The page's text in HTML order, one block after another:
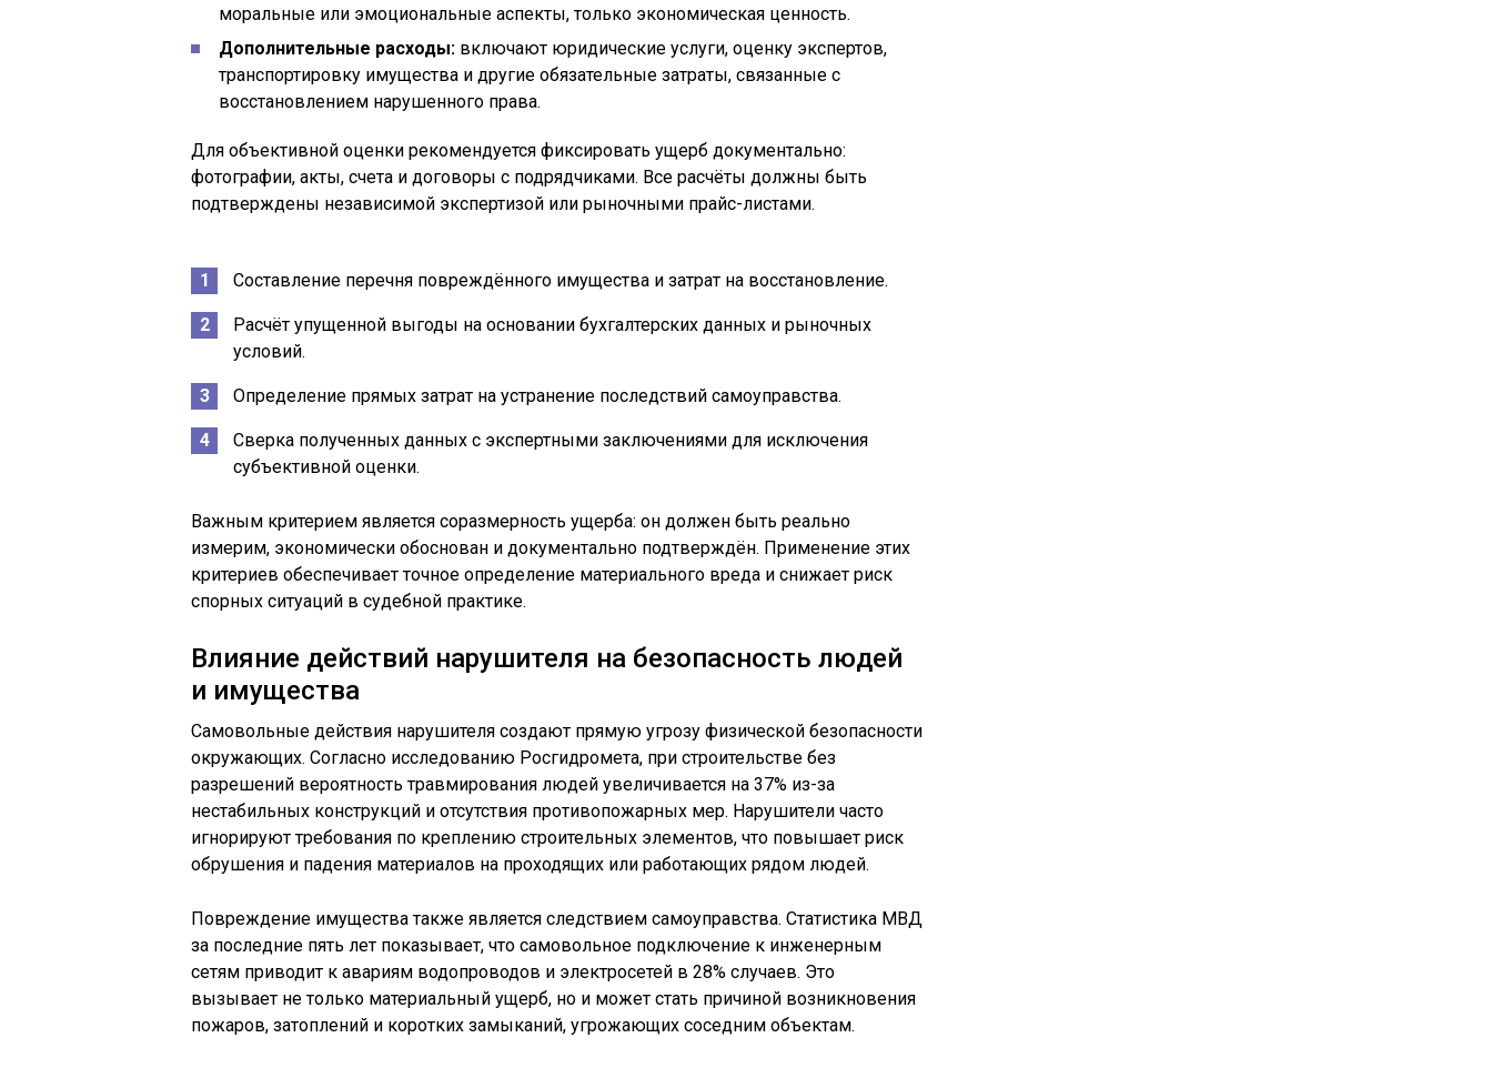
моральные или эмоциональные аспекты, только экономическая ценность.
Дополнительные расходы: включают юридические услуги, оценку экспертов,
транспортировку имущества и другие обязательные затраты, связанные с
восстановлением нарушенного права.
Для объективной оценки рекомендуется фиксировать ущерб документально:
фотографии, акты, счета и договоры с подрядчиками. Все расчёты должны быть
подтверждены независимой экспертизой или рыночными прайс-листами.
Составление перечня повреждённого имущества и затрат на восстановление.
Расчёт упущенной выгоды на основании бухгалтерских данных и рыночных
условий.
Определение прямых затрат на устранение последствий самоуправства.
Сверка полученных данных с экспертными заключениями для исключения
субъективной оценки.
Важным критерием является соразмерность ущерба: он должен быть реально
измерим, экономически обоснован и документально подтверждён. Применение этих
критериев обеспечивает точное определение материального вреда и снижает риск
спорных ситуаций в судебной практике.
Влияние действий нарушителя на безопасность людей
и имущества
Самовольные действия нарушителя создают прямую угрозу физической безопасности
окружающих. Согласно исследованию Росгидромета, при строительстве без
разрешений вероятность травмирования людей увеличивается на 37% из-за
нестабильных конструкций и отсутствия противопожарных мер. Нарушители часто
игнорируют требования по креплению строительных элементов, что повышает риск
обрушения и падения материалов на проходящих или работающих рядом людей.
Повреждение имущества также является следствием самоуправства. Статистика МВД
за последние пять лет показывает, что самовольное подключение к инженерным
сетям приводит к авариям водопроводов и электросетей в 28% случаев. Это
вызывает не только материальный ущерб, но и может стать причиной возникновения
пожаров, затоплений и коротких замыканий, угрожающих соседним объектам.